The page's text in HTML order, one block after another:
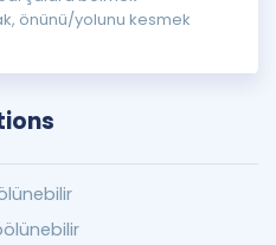
önünü/yolunu kesmek